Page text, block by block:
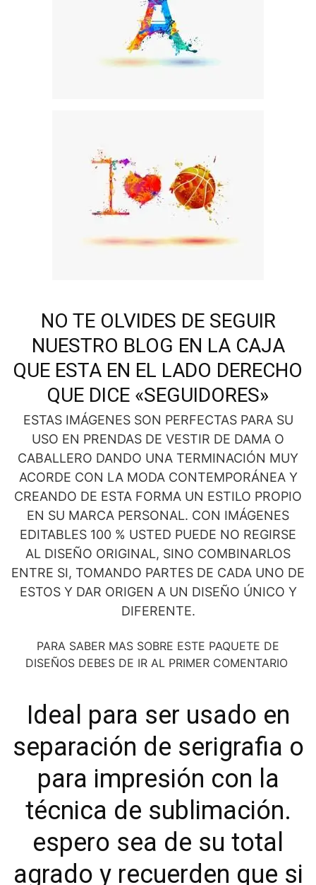
NO TE OLVIDES DE SEGUIR
NUESTRO BLOG EN LA CAJA
QUE ESTA EN EL LADO DERECHO
QUE DICE «SEGUIDORES»
ESTAS IMÁGENES SON PERFECTAS PARA SU
USO EN PRENDAS DE VESTIR DE DAMA O
CABALLERO DANDO UNA TERMINACIÓN MUY
ACORDE CON LA MODA CONTEMPORÁNEA Y
CREANDO DE ESTA FORMA UN ESTILO PROPIO
EN SU MARCA PERSONAL. CON IMÁGENES
EDITABLES 100 % USTED PUEDE NO REGIRSE
AL DISEÑO ORIGINAL, SINO COMBINARLOS
ENTRE SI, TOMANDO PARTES DE CADA UNO DE
ESTOS Y DAR ORIGEN A UN DISEÑO ÚNICO Y
DIFERENTE.
PARA SABER MAS SOBRE ESTE PAQUETE DE
DISEÑOS DEBES DE IR AL PRIMER COMENTARIO
Ideal para ser usado en
separación de serigrafia o
para impresión con la
técnica de sublimación.
espero sea de su total
agrado y recuerden que si